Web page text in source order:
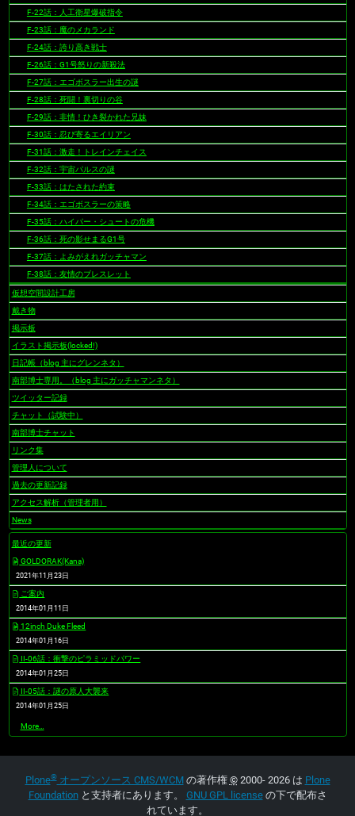
F-22話：人工衛星爆破指令
F-23話：魔のメカランド
F-24話：誇り高き戦士
F-26話：G1号怒りの新殺法
F-27話：エゴボスラー出生の謎
F-28話：死闘！裏切りの谷
F-29話：非情！ひき裂かれた兄妹
F-30話：忍び寄るエイリアン
F-31話：激走！トレインチェイス
F-32話：宇宙パルスの謎
F-33話：はたされた約束
F-34話：エゴボスラーの策略
F-35話：ハイパー・シュートの危機
F-36話：死の影せまるG1号
F-37話：よみがえれガッチャマン
F-38話：友情のブレスレット
仮想空間設計工房
戴き物
掲示板
イラスト掲示板(locked!)
日記帳（blog 主にグレンネタ）
南部博士専用。（blog 主にガッチャマンネタ）
ツイッター記録
チャット（試験中）
南部博士チャット
リンク集
管理人について
過去の更新記録
アクセス解析（管理者用）
News
最近の更新
GOLDORAK(Kana)
2021年11月23日
ご案内
2014年01月11日
12inch Duke Fleed
2014年01月16日
II-06話：衝撃のピラミッドパワー
2014年01月25日
II-05話：謎の原人大襲来
2014年01月25日
最
更
More…
Plone®オープンソース CMS/WCMの著作権 ©2000- 2026 は Plone
Foundationと支持者にあります。 GNU GPL licenseの下で配布さ
れています。